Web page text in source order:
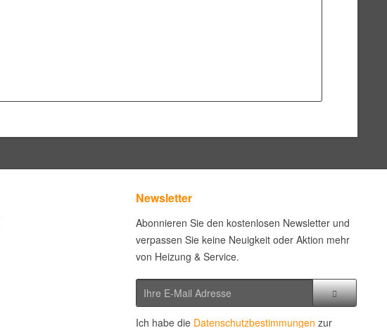
Newsletter
Abonnieren Sie den kostenlosen Newsletter und
verpassen Sie keine Neuigkeit oder Aktion mehr
von Heizung & Service.
Ich habe die Datenschutzbestimmungen zur